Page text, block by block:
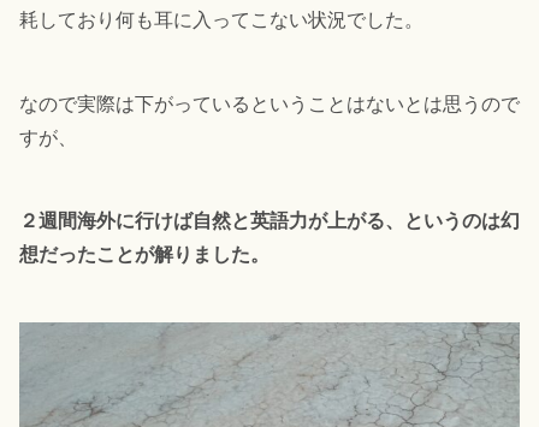
耗しており何も耳に入ってこない状況でした。
なので実際は下がっているということはないとは思うので
すが、
２週間海外に行けば自然と英語力が上がる、というのは幻
想だったことが解りました。